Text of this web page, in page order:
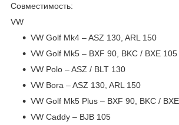
Совместимость:
VW
VW Golf Mk4 – ASZ 130, ARL 150
VW Golf Mk5 – BXF 90, BKC / BXE 105
VW Polo – ASZ / BLT 130
VW Bora – ASZ 130, ARL 150
VW Golf Mk5 Plus – BXF 90, BKC /
VW Caddy – BJB 105